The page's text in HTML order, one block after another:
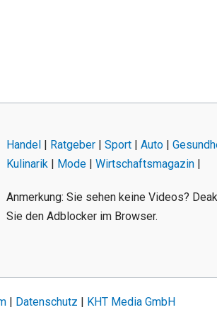
Handel Ratgeber |Sport |Auto |
Kulinarik
Mode |Wirtschaftsmagazin
Anmerkung: Sie sehen keine Videos?
Sie den Adblocker im Browser.
Datenschutz KHT Media GmbH